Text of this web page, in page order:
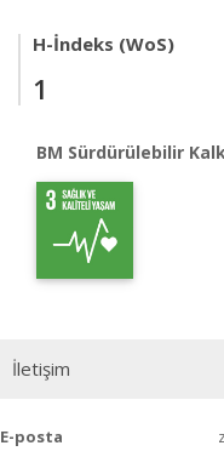
H-İndeks (WoS)
1
BM Sürdürülebilir
İletişim
E-posta